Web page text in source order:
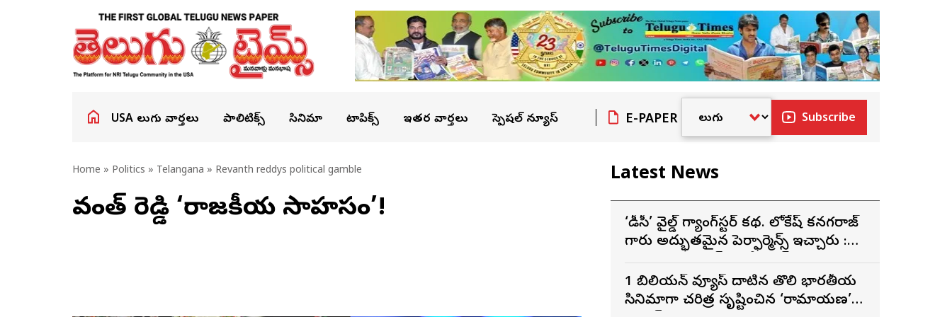
USA తెలుగు వార్తలు పాలిటిక్స్ సినిమా టాపిక్స్ ఇతర వార్తలు స్పెషల్ న్యూస్ E-PAPER Subscribe
Home » Politics » Telangana » Revanth reddys political gamble
రేవంత్‌ రెడ్డి ‘రాజకీయ సాహసం’!
Latest News
‘డీసీ’ వైల్డ్ గ్యాంగ్‌స్టర్ కథ. లోకేష్ కనగరాజ్
గారు అద్భుతమైన పెర్ఫార్మెన్స్ ఇచ్చారు :
1 బిలియన్ వ్యూస్ దాటిన తొలి భారతీయ
సినిమాగా చరిత్ర సృష్టించిన ‘రామాయణ’